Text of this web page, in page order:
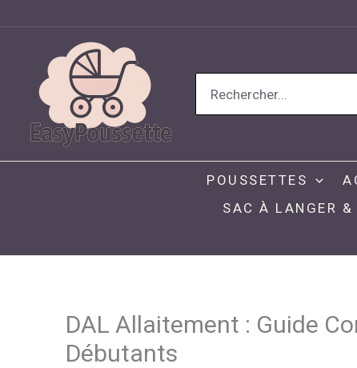
contenu
Search
for:
POUSSETTES
SAC À LANGER &
DAL Allaitement : Guide
Débutants